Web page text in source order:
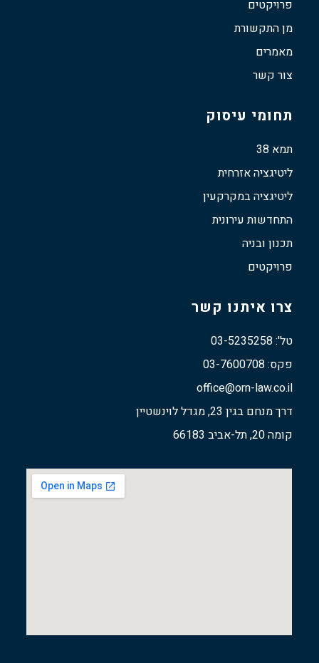
פרויקטים
מן התקשורת
מאמרים
צור קשר
תחומי עיסוק
תמא 38
ליטיגציה אזרחית
ליטיגציה במקרקעין
התחדשות עירונית
תכנון ובניה
פרויקטים
צרו איתנו קשר
טל': 03-5235258
פקס: 03-7600708
office@orn-law.co.il
דרך מנחם בגין 23, מגדל לוינשטיין
קומה 20, תל-אביב 66183